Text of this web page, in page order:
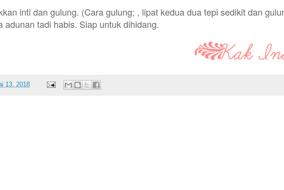
inti dan gulung. (Cara gulung; , lipat kedua dua tepi sedikit dan
adunan tadi habis. Siap untuk dihidang.
13, 2018